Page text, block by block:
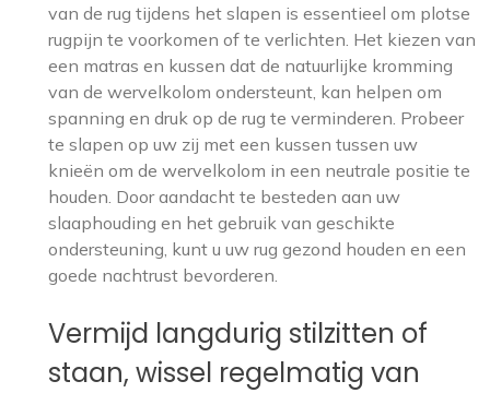
van de rug tijdens het slapen is essentieel om plotse
rugpijn te voorkomen of te verlichten. Het kiezen van
een matras en kussen dat de natuurlijke kromming
van de wervelkolom ondersteunt, kan helpen om
spanning en druk op de rug te verminderen. Probeer
te slapen op uw zij met een kussen tussen uw
knieën om de wervelkolom in een neutrale positie te
houden. Door aandacht te besteden aan uw
slaaphouding en het gebruik van geschikte
ondersteuning, kunt u uw rug gezond houden en een
goede nachtrust bevorderen.
Vermijd langdurig stilzitten of
staan, wissel regelmatig van